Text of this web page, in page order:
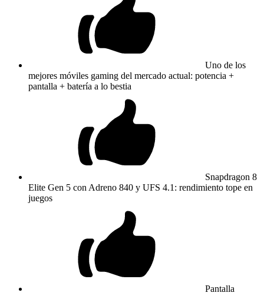
Uno de los
mejores móviles gaming del mercado actual: potencia +
pantalla + batería a lo bestia
Snapdragon 8
Elite Gen 5 con Adreno 840 y UFS 4.1: rendimiento tope en
juegos
Pantalla